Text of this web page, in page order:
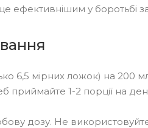
ефективнішим у боротьбі за
6,5 мірних ложок) на 200
приймайте 1-2 порції на
дозу. Не